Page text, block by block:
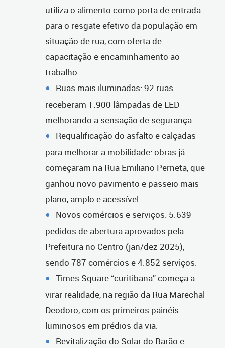
utiliza o alimento como porta de entrada
para o resgate efetivo da população em
situação de rua, com oferta de
capacitação e encaminhamento ao
trabalho.
Ruas mais iluminadas: 92 ruas
receberam 1.900 lâmpadas de LED
melhorando a sensação de segurança.
Requalificação do asfalto e calçadas
para melhorar a mobilidade: obras já
começaram na Rua Emiliano Perneta, que
ganhou novo pavimento e passeio mais
plano, amplo e acessível.
Novos comércios e serviços: 5.639
pedidos de abertura aprovados pela
Prefeitura no Centro (jan/dez 2025),
sendo 787 comércios e 4.852 serviços.
Times Square “curitibana” começa a
virar realidade, na região da Rua Marechal
Deodoro, com os primeiros painéis
luminosos em prédios da via.
Revitalização do Solar do Barão e